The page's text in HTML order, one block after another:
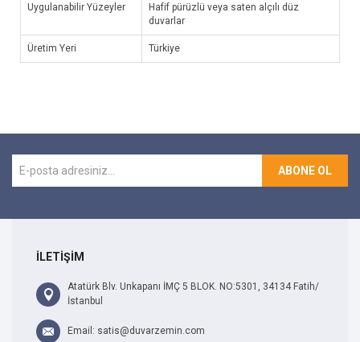
Uygulanabilir Yüzeyler
Hafif pürüzlü veya saten alçılı düz
duvarlar
Üretim Yeri Türkiye
ABONE OL
İLETİŞİM
Atatürk Blv. Unkapanı İMÇ 5 BLOK. NO:5301, 34134 Fatih/
İstanbul
Email: satis@duvarzemin.com